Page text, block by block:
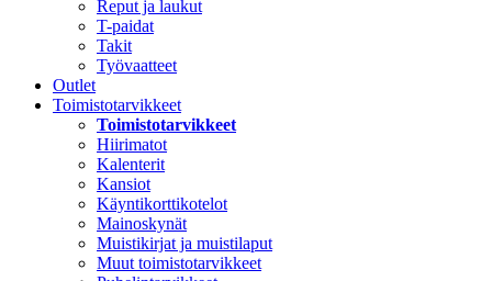
Reput ja laukut
T-paidat
Takit
Työvaatteet
Outlet
Toimistotarvikkeet
Toimistotarvikkeet
Hiirimatot
Kalenterit
Kansiot
Käyntikorttikotelot
Mainoskynät
Muistikirjat ja muistilaput
Muut toimistotarvikkeet